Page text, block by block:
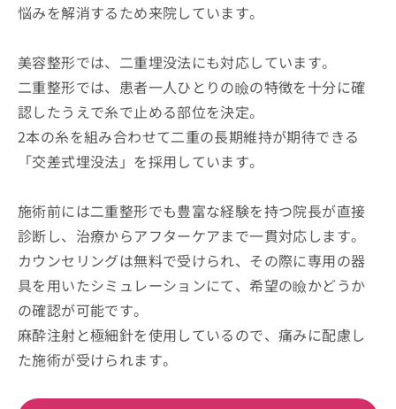
悩みを解消するため来院しています。
美容整形では、二重埋没法にも対応しています。
二重整形では、患者一人ひとりの瞼の特徴を十分に確
認したうえで糸で止める部位を決定。
2本の糸を組み合わせて二重の長期維持が期待できる
「交差式埋没法」を採用しています。
施術前には二重整形でも豊富な経験を持つ院長が直接
診断し、治療からアフターケアまで一貫対応します。
カウンセリングは無料で受けられ、その際に専用の器
具を用いたシミュレーションにて、希望の瞼かどうか
の確認が可能です。
麻酔注射と極細針を使用しているので、痛みに配慮し
た施術が受けられます。